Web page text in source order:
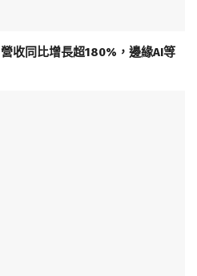
收同比增長超180%，邊緣AI等